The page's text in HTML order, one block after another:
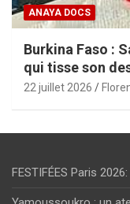
ANAYA DOCS
Burkina Faso :
qui tisse son
22 juillet 2026
FESTIFÉES Paris